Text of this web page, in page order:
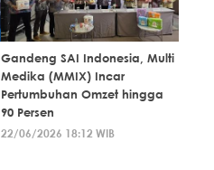
Gandeng SAI Indonesia, Multi
Medika (MMIX) Incar
Pertumbuhan Omzet hingga
90 Persen
22/06/2026 18:12 WIB